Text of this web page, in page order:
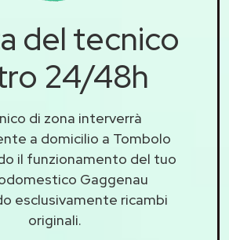
del tecnico
24/48h
di zona interverrà
a domicilio a Tombolo
il funzionamento del tuo
Gaggenau
esclusivamente ricambi
originali.